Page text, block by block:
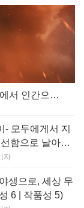
오디세이- IMAX로 부활한 고대 서사, 영웅에서 인간으로의 귀환 (오락성 9 | 작품성 9)
- 모두에게서 지
함으로 날아오
자
생으로, 세상 무
6 | 작품성 5)